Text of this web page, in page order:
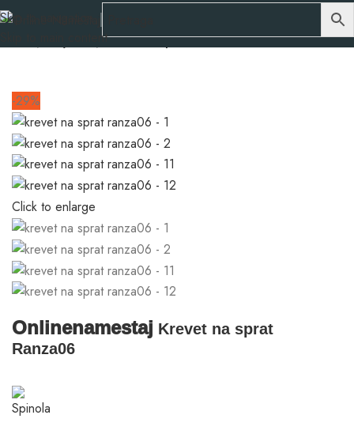
Skip to navigation
Skip to main contentKreveti na sprat
-29%
Click to enlarge
Onlinenamestaj Krevet na sprat
Ranza06